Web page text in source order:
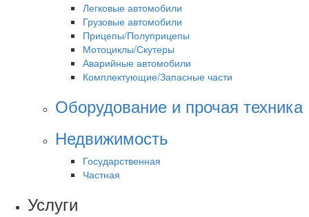
Легковые автомобили
Грузовые автомобили
Прицепы/Полуприцепы
Мотоциклы/Скутеры
Аварийные автомобили
Комплектующие/Запасные части
Оборудование и прочая техника
Недвижимость
Государственная
Частная
Услуги